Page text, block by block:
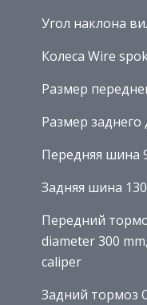
Угол наклона
Колеса Wire
Размер
Размер заднего
Передняя шина
Задняя шина
Передний
diameter 300
caliper
Задний тормоз